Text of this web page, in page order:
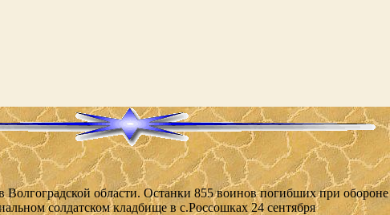
Волгоградской области. Останки 855 воинов погибших при обороне
солдатском кладбище в с.Россошках 24 сентября